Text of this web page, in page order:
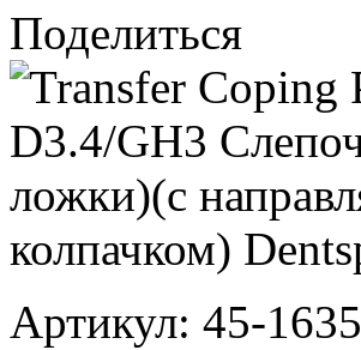
Поделиться
Артикул: 45-1635